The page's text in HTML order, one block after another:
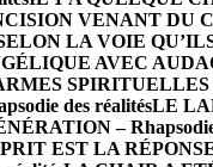
VENANT DU
LA VOIE
AVEC
SPIRITUELLES
des réalitésLE
– Rhapsodie
EST LA RÉPONSE